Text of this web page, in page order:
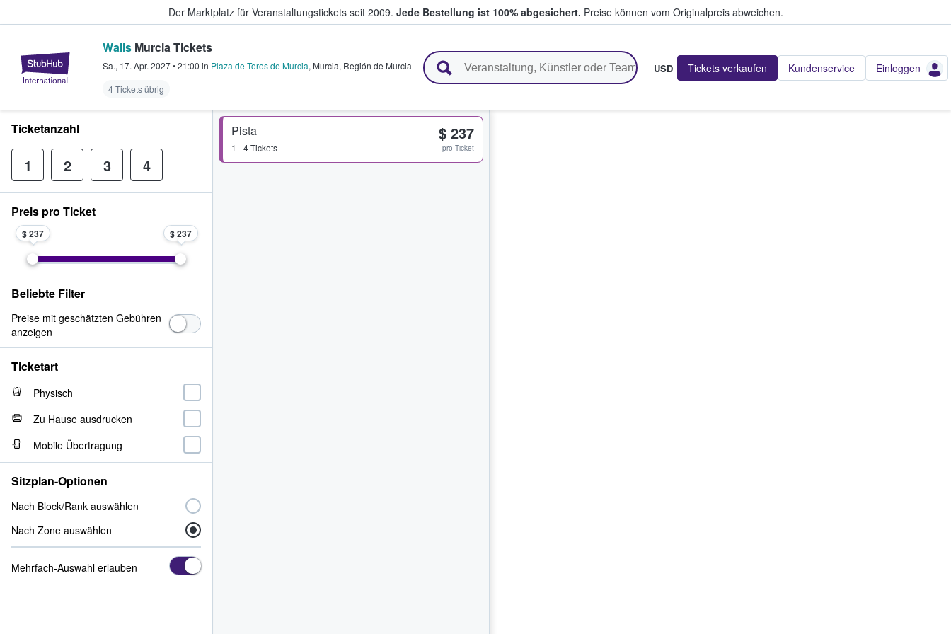
Der Marktplatz für Veranstaltungstickets seit 2009. Jede Bestellung ist 100% abgesichert. Preise können vom Originalpreis abweichen.
StubHub - Wo Fans Tickets kaufen & verkaufen
Walls Murcia Tickets
Sa., 17. Apr. 2027•21:00 in Plaza de Toros de Murcia, Murcia, Región de Murcia
4 Tickets übrig
USD Tickets verkaufen Kundenservice Einloggen
Pista
1 - 4 Tickets
$ 237
pro Ticket
Ticketanzahl
1 2 3 4
Preis pro Ticket
$ 237 $ 237
Beliebte Filter
Preise mit geschätzten Gebühren
anzeigen
Ticketart
Physisch
Zu Hause ausdrucken
Mobile Übertragung
Sitzplan-Optionen
Nach Block/Rank auswählen
Nach Zone auswählen
Mehrfach-Auswahl erlauben